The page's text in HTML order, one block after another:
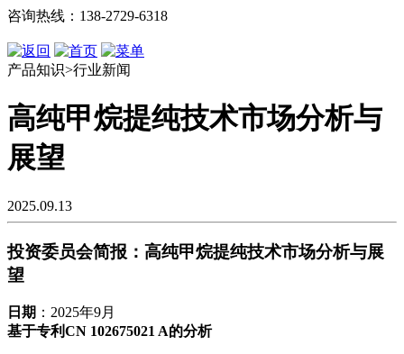
咨询热线：138-2729-6318
产品知识>行业新闻
高纯甲烷提纯技术市场分析与
展望
2025.09.13
投资委员会简报：高纯甲烷提纯技术市场分析与展
望
日期 ：2025年9月
基于专利CN 102675021 A的分析